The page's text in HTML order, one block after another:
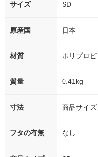
サイズ SD
原産国 日本
材質 ポリプロピ
質量 0.41kg
寸法 商品サイ
フタの有無 なし